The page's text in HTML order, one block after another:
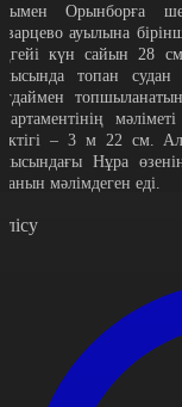
Орынборға
ауылына
күн сайын 28
топан судан
– 3 м 22 см.
Нұра
мәлімдеген еді.